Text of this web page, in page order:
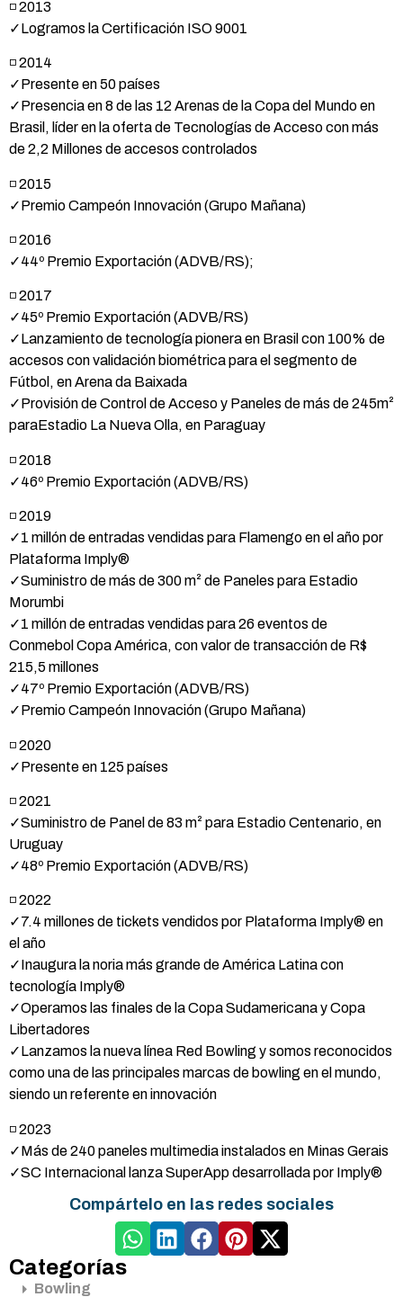
◽ 2013
✓Logramos la Certificación ISO 9001
◽ 2014
✓Presente en 50 países
✓Presencia en 8 de las 12 Arenas de la Copa del Mundo en
Brasil, líder en la oferta de Tecnologías de Acceso con más
de 2,2 Millones de accesos controlados
◽ 2015
✓Premio Campeón Innovación (Grupo Mañana)
◽ 2016
✓44º Premio Exportación (ADVB/RS);
◽ 2017
✓45º Premio Exportación (ADVB/RS)
✓Lanzamiento de tecnología pionera en Brasil con 100% de
accesos con validación biométrica para el segmento de
Fútbol, ​​en Arena da Baixada
✓Provisión de Control de Acceso y Paneles de más de 245m²
paraEstadio La Nueva Olla, en Paraguay
◽ 2018
✓46º Premio Exportación (ADVB/RS)
◽ 2019
✓1 millón de entradas vendidas para Flamengo en el año por
Plataforma Imply®
✓Suministro de más de 300 m² de Paneles para Estadio
Morumbi
✓1 millón de entradas vendidas para 26 eventos de
Conmebol Copa América, con valor de transacción de R$
215,5 millones
✓47º Premio Exportación (ADVB/RS)
✓Premio Campeón Innovación (Grupo Mañana)
◽ 2020
✓Presente en 125 países
◽ 2021
✓Suministro de Panel de 83 m² para Estadio Centenario, en
Uruguay
✓48º Premio Exportación (ADVB/RS)
◽ 2022
✓7.4 millones de tickets vendidos por Plataforma Imply® en
el año
✓Inaugura la noria más grande de América Latina con
tecnología Imply®
✓Operamos las finales de la Copa Sudamericana y Copa
Libertadores
✓Lanzamos la nueva línea Red Bowling y somos reconocidos
como una de las principales marcas de bowling en el mundo,
siendo un referente en innovación
◽ 2023
✓Más de 240 paneles multimedia instalados en Minas Gerais
✓SC Internacional lanza SuperApp desarrollada por Imply®
Compártelo en las redes sociales
Categorías
Bowling